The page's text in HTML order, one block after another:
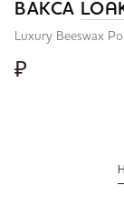
ВАКСА
Luxury Beeswax
₽